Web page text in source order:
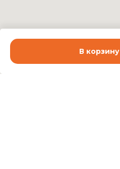
В корзину